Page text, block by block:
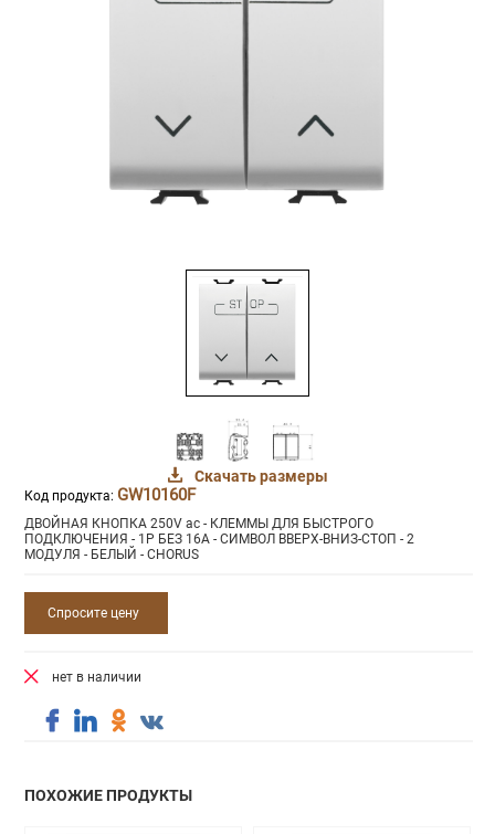
Скачать размеры
Код продукта: GW10160F
ДВОЙНАЯ КНОПКА 250V ac - КЛЕММЫ ДЛЯ БЫСТРОГО
ПОДКЛЮЧЕНИЯ - 1P БЕЗ 16A - СИМВОЛ ВВЕРХ-ВНИЗ-СТОП - 2
МОДУЛЯ - БЕЛЫЙ - CHORUS
Спросите цену
нет в наличии
ПОХОЖИЕ ПРОДУКТЫ